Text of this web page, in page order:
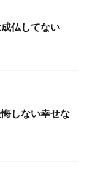
仏してない
しない幸せな